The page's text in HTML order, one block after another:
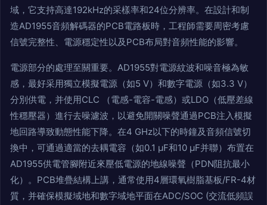
域，它支持高達192kHz的采樣率和24位分辨率。在設計和制
造AD1955音頻解碼器的PCB電路板時，工程師需要周密考慮
信號完整性、電源穩定性以及PCB布局對音頻性能的影響。
電源部分的處理至關重要。AD1955對電源紋波和噪音極為敏
感，最好采用獨立模擬電源（如5 V）和數字電源（如3.3 V）
分別供電，并使用CLC （電感-電容-電感）或LDO（低壓差線
性穩壓器）進行去噪濾波，以避免開關噪聲通過PCB注入模擬
地回路導致動態性能下降。在4 GHz以下的時鐘及音頻信號切
換中，可通過適當的去耦電容（如0.1 μF和10 μF并聯）布置在
AD1955供電管腳附近來壓低電源的地線噪聲（PDN阻抗最小
化）。PCB堆疊結構上講，通常使用4層環氧樹脂基板/FR-4材
質，并確保模擬域地和數字域地平面在ADC/SOC (交流低頻誤